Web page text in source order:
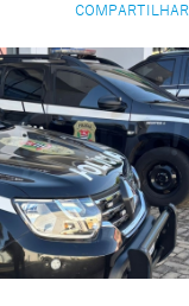
COMPARTILHAR